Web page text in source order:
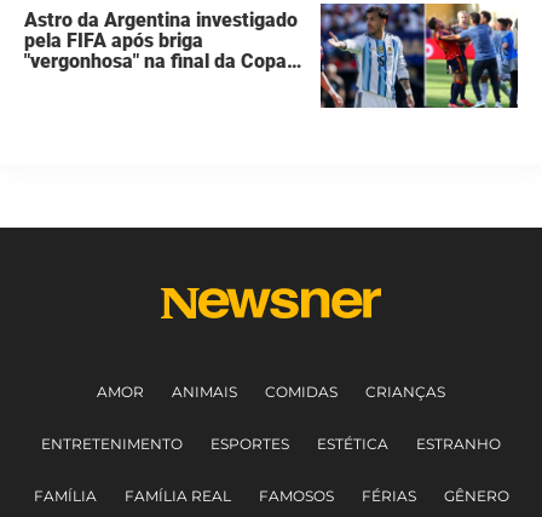
Astro da Argentina investigado
pela FIFA após briga
"vergonhosa" na final da Copa
AMOR ANIMAIS COMIDAS CRIANÇAS
ENTRETENIMENTO ESPORTES ESTÉTICA ESTRANHO
FAMÍLIA FAMÍLIA REAL FAMOSOS FÉRIAS GÊNERO